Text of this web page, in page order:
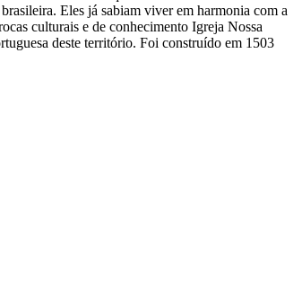
Eles já sabiam viver em harmonia com a
culturais e de conhecimento Igreja Nossa
deste território. Foi construído em 1503